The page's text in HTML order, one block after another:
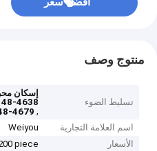
منتوج وصف
تسليط الضوء
,
4679
اسم العلامة التجارية
Weiyou
الأسعار
piece